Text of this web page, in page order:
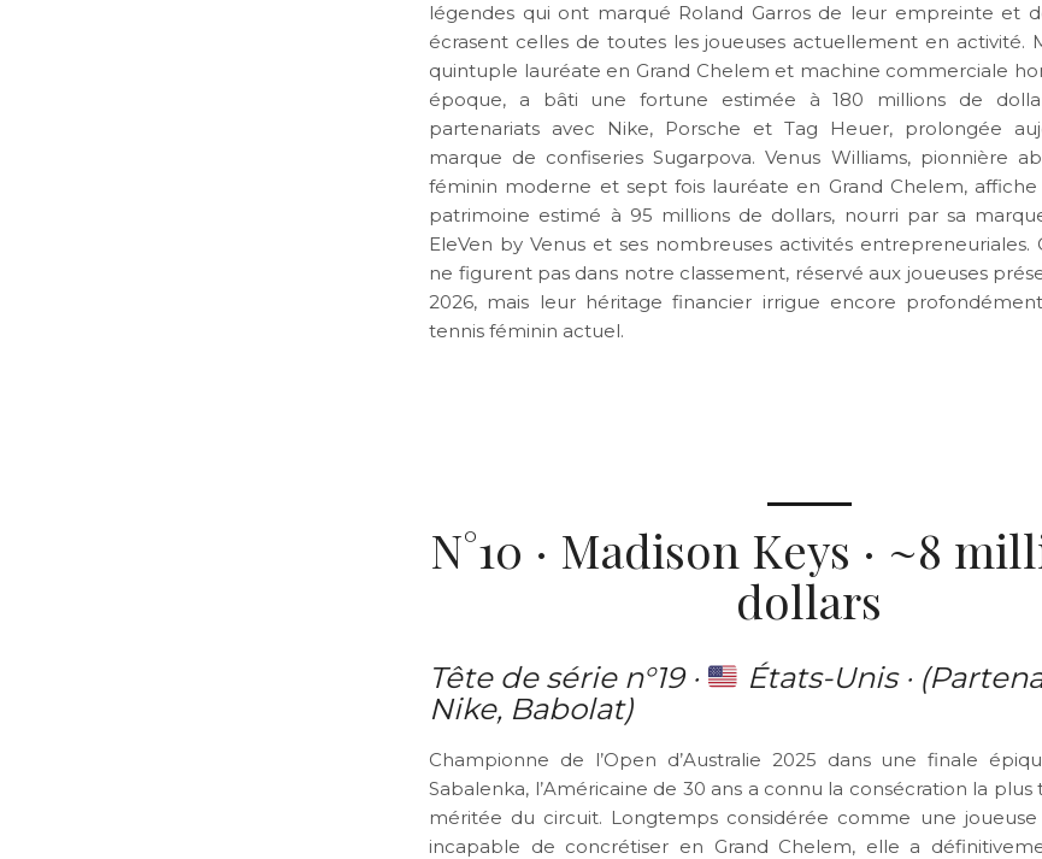
légendes qui ont marqué Roland Garros de leur empreinte et
écrasent celles de toutes les joueuses actuellement en activité.
quintuple lauréate en Grand Chelem et machine commerciale
époque, a bâti une fortune estimée à 180 millions de
partenariats avec Nike, Porsche et Tag Heuer, prolongée
marque de confiseries Sugarpova. Venus Williams, pionnière
féminin moderne et sept fois lauréate en Grand Chelem,
patrimoine estimé à 95 millions de dollars, nourri par sa
EleVen by Venus et ses nombreuses activités entrepreneuriales.
ne figurent pas dans notre classement, réservé aux joueuses
2026, mais leur héritage financier irrigue encore
tennis féminin actuel.
N°10 · Madison Keys · ~8
dollars
Tête de série n°19 ·
États-Unis ·
Nike, Babolat)
Championne de l’Open d’Australie 2025 dans une finale
Sabalenka, l’Américaine de 30 ans a connu la consécration la
méritée du circuit. Longtemps considérée comme une
incapable de concrétiser en Grand Chelem, elle a